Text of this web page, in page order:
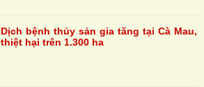
Dịch bệnh thủy sản gia tăng tại Cà Mau,
thiệt hại trên 1.300 ha